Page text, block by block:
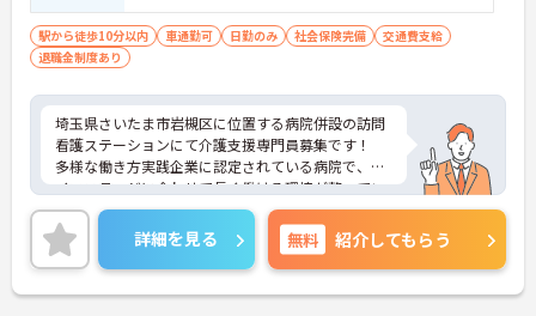
駅から徒歩10分以内 車通勤可 日勤のみ 社会保険完備
交通費支給
退職金制度あり
埼玉県さいたま市岩槻区に位置する病院併設の訪問
看護ステーションにて介護支援専門員募集です！
多様な働き方実践企業に認定されている病院で、ラ
イフステージに合わせて長く働ける環境が整ってい
ます。
ご興味のある方には、面接対策ポイントなど、さら
に詳細をお話しいたしますので、お気軽にご相談く
ださい。
詳細を見る 無料 紹介してもらう